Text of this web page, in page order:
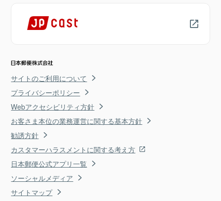
サイトのご利用について
プライバシーポリシー
Webアクセシビリティ方針
お客さま本位の業務運営に関する基本方針
勧誘方針
カスタマーハラスメントに関する考え方
日本郵便公式アプリ一覧
ソーシャルメディア
サイトマップ